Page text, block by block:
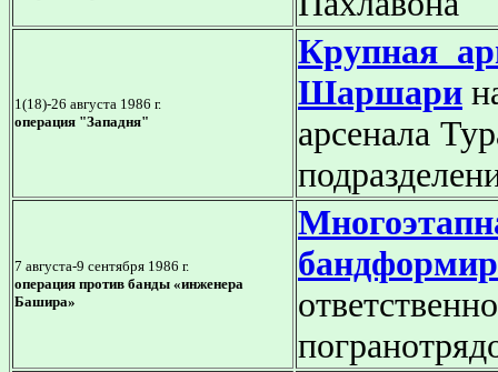
1(18)-26 августа 1986 г.
операция "Западня"
Крупная
Шаршари
арсенала
7 августа-9 сентября 1986 г.
операция против банды «инженера
Башира»